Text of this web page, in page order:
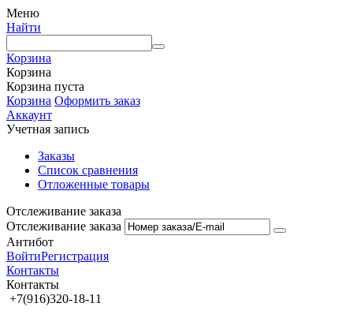
Меню
Найти
Корзина
Корзина
Корзина пуста
Корзина Оформить заказ
Аккаунт
Учетная запись
Заказы
Список сравнения
Отложенные товары
Отслеживание заказа
Отслеживание заказа
Антибот
ВойтиРегистрация
Контакты
Контакты
+7(916)320-18-11